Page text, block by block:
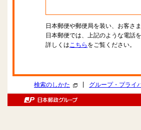
日本郵便や郵便局を装い、お客さ
日本郵便では、上記のような電話
詳しくはこちら をご覧ください。
検索のしかた グループ・プライ